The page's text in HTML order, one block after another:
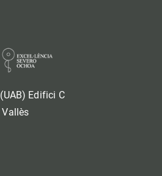
Edifici C